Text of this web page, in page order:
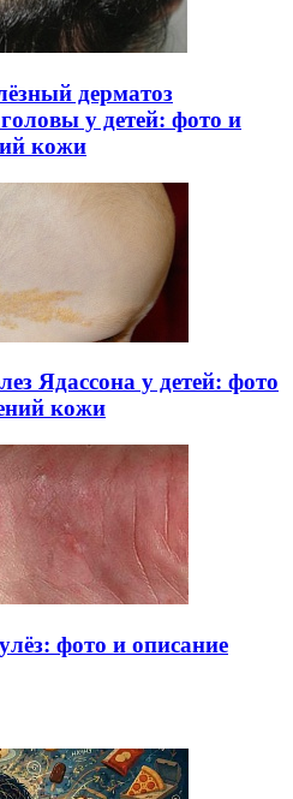
дерматоз
у детей: фото и
кожи
Ядассона у детей: фото
кожи
фото и описание